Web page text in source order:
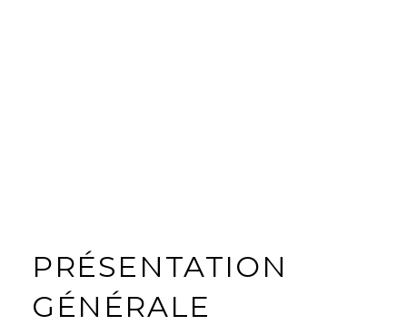
PRÉSENTATION
GÉNÉRALE